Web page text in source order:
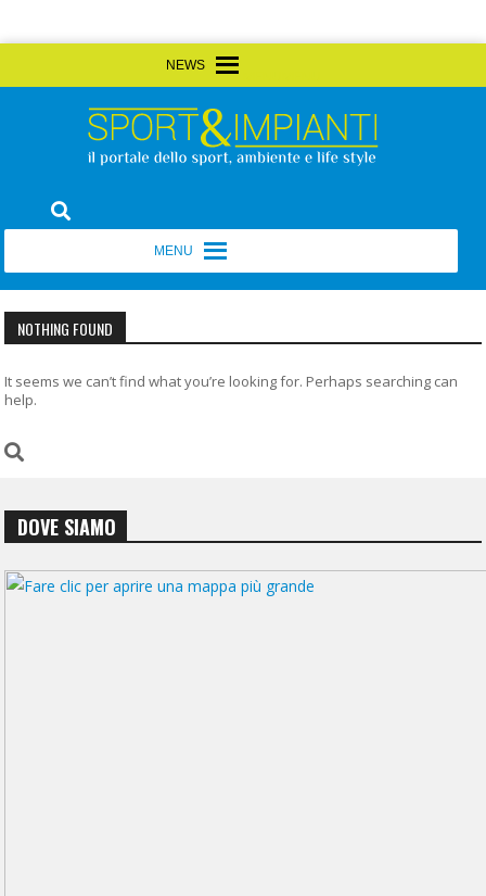
to
Sport&Impianti
NOTHING FOUND
It seems we can’t find what you’re looking for. Perhaps searching can
help.
DOVE SIAMO